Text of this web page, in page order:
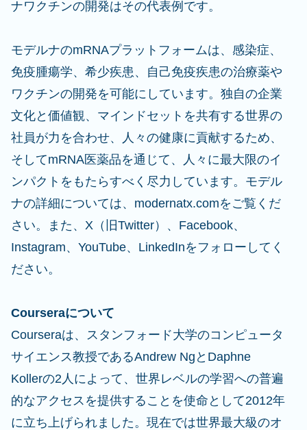
ナワクチンの開発はその代表例です。
モデルナのmRNAプラットフォームは、感染症、
免疫腫瘍学、希少疾患、自己免疫疾患の治療薬や
ワクチンの開発を可能にしています。独自の企業
文化と価値観、マインドセットを共有する世界の
社員が力を合わせ、人々の健康に貢献するため、
そしてmRNA医薬品を通じて、人々に最大限のイ
ンパクトをもたらすべく尽力しています。モデル
ナの詳細については、modernatx.comをご覧くだ
さい。また、X（旧Twitter）、Facebook、
Instagram、YouTube、LinkedInをフォローしてく
ださい。
Courseraについて
Courseraは、スタンフォード大学のコンピュータ
サイエンス教授であるAndrew NgとDaphne
Kollerの2人によって、世界レベルの学習への普遍
的なアクセスを提供することを使命として2012年
に立ち上げられました。現在では世界最大級のオ